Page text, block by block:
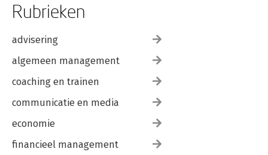
Rubrieken
advisering
algemeen management
coaching en trainen
communicatie en media
economie
financieel management